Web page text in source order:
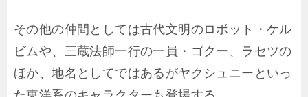
その他の仲間としては古代文明のロボット・ケル
ビムや、三蔵法師一行の一員・ゴクー、ラセツの
ほか、地名としてではあるがヤクシュニーといっ